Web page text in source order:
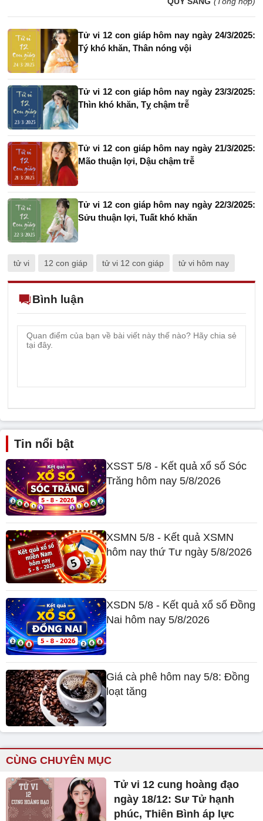
Tử vi 12 con giáp hôm nay ngày 24/3/2025:
Tý khó khăn, Thân nóng vội
Tử vi 12 con giáp hôm nay ngày 23/3/2025:
Thìn khó khăn, Tỵ chậm trễ
Tử vi 12 con giáp hôm nay ngày 21/3/2025:
Mão thuận lợi, Dậu chậm trễ
Tử vi 12 con giáp hôm nay ngày 22/3/2025:
Sửu thuận lợi, Tuất khó khăn
tử vi 12 con giáp tử vi 12 con giáp tử vi hôm nay
Bình luận
Tin nổi bật
XSST 5/8 - Kết quả xổ số Sóc
Trăng hôm nay 5/8/2026
XSMN 5/8 - Kết quả XSMN
hôm nay thứ Tư ngày 5/8/2026
XSDN 5/8 - Kết quả xổ số Đồng
Nai hôm nay 5/8/2026
Giá cà phê hôm nay 5/8: Đồng
loạt tăng
CÙNG CHUYÊN MỤC
Tử vi 12 cung hoàng đạo
ngày 18/12: Sư Tử hạnh
phúc, Thiên Bình áp lực